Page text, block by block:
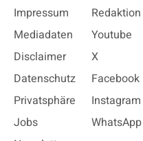
Impressum
Mediadaten
Disclaimer
Datenschutz
Privatsphäre
Jobs
Redaktion
Youtube
X
Facebook
Instagram
WhatsApp